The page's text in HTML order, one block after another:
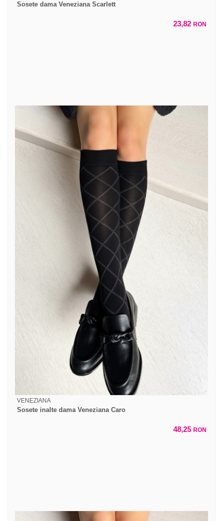
Sosete dama Veneziana Scarlett
23,82 RON
VENEZIANA
Sosete inalte dama Veneziana Caro
48,25 RON